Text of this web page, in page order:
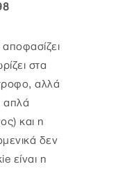
στα
αλλά
απλά
και η
δεν
είναι η